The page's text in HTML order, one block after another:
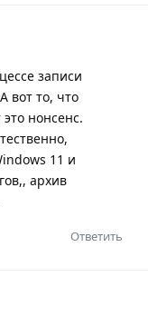
записи
вот то, что
нонсенс.
11 и
архив
Ответить